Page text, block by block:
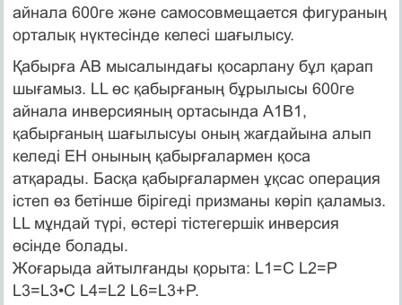
айнала 600ге және самосовмещается фигураның
орталық нүктесiнде келесi шағылысу.
Қабырға AB мысалындағы қосарлану бұл қарап
шығамыз. LL өс қабырғаның бұрылысы 600ге
айнала инверсияның ортасында A1B1,
қабырғаның шағылысуы оның жағдайына алып
келеді EH онының қабырғалармен қоса
атқарады. Басқа қабырғалармен ұқсас операция
iстеп өз бетінше бірігеді призманы көрiп қаламыз.
LL мұндай түрі, өстері тiстегершiк инверсия
өсiнде болады.
Жоғарыда айтылғанды қорыта: L1=C L2=P
L3=L3•C L4=L2 L6=L3+P.